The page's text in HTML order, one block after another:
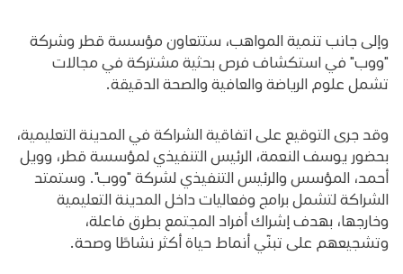
وإلى جانب تنمية المواهب، ستتعاون مؤسسة قطر وشركة
"ووب" في استكشاف فرص بحثية مشتركة في مجالات
تشمل علوم الرياضة والعافية والصحة الدقيقة.
وقد جرى التوقيع على اتفاقية الشراكة في المدينة التعليمية،
بحضور يوسف النعمة، الرئيس التنفيذي لمؤسسة قطر، وويل
أحمد، المؤسس والرئيس التنفيذي لشركة "ووب". وستمتد
الشراكة لتشمل برامج وفعاليات داخل المدينة التعليمية
وخارجها، بهدف إشراك أفراد المجتمع بطرق فاعلة،
وتشجيعهم على تبنّي أنماط حياة أكثر نشاطًا وصحة.